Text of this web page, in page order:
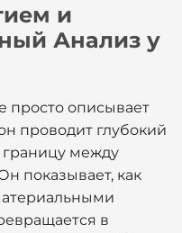
и
Анализ у
просто описывает
проводит глубокий
границу между
показывает, как
в